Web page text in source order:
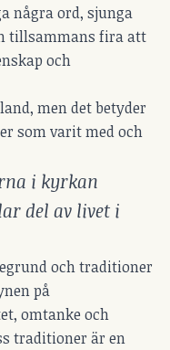
några ord, sjunga
tillsammans fira att
och
men det betyder
som varit med och
i kyrkan
del av livet i
och traditioner
på
omtanke och
traditioner är en